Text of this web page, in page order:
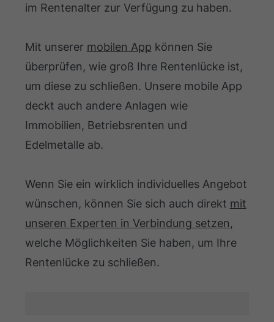
im Rentenalter zur Verfügung zu haben.
Mit unserer mobilen App können Sie
überprüfen, wie groß Ihre Rentenlücke ist,
um diese zu schließen. Unsere mobile App
deckt auch andere Anlagen wie
Immobilien, Betriebsrenten und
Edelmetalle ab.
Wenn Sie ein wirklich individuelles Angebot
wünschen, können Sie sich auch direkt mit
unseren Experten in Verbindung setzen,
welche Möglichkeiten Sie haben, um Ihre
Rentenlücke zu schließen.